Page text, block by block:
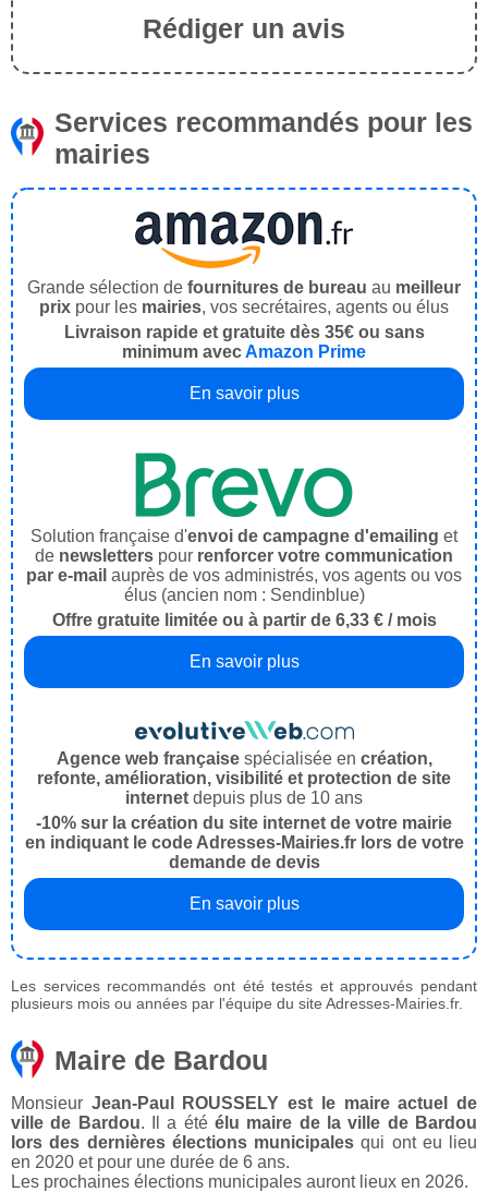
Rédiger un avis
Services recommandés pour les
mairies
Grande sélection de fournitures de bureau au meilleur
prix pour les mairies, vos secrétaires, agents ou élus
Livraison rapide et gratuite dès 35€ ou sans
minimum avecAmazon Prime
En savoir plus
Solution française d'envoi de campagne d'emailing et
de newsletters pour renforcer votre communication
par e-mail auprès de vos administrés, vos agents ou vos
élus (ancien nom : Sendinblue)
Offre gratuite limitée ou à partir de 6,33 € / mois
En savoir plus
Agence web françaisespécialisée en création,
refonte, amélioration, visibilité et protection de site
internet depuis plus de 10 ans
-10% sur la création du site internet de votre mairie
en indiquant le code Adresses-Mairies.fr lors de votre
demande de devis
En savoir plus
Les services recommandés ont été testés et approuvés pendant
plusieurs mois ou années par l'équipe du site Adresses-Mairies.fr.
Maire de Bardou
Monsieur Jean-Paul ROUSSELY est le maire actuel de
ville de Bardou. Il a étéélu maire de la ville de Bardou
lors des dernières élections municipales qui ont eu lieu
en 2020 et pour une durée de 6 ans.
Les prochaines élections municipales auront lieux en 2026.